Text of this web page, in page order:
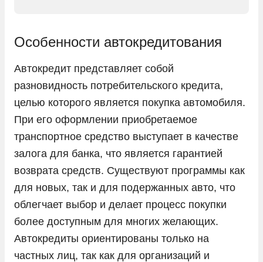
Lexus
Livan
LiXiang
Mazda
Mini
Mitsubishi
Nissan
Особенности автокредитования
Автокредит представляет собой
разновидность потребительского кредита,
целью которого является покупка автомобиля.
При его оформлении приобретаемое
транспортное средство выступает в качестве
залога для банка, что является гарантией
возврата средств. Существуют программы как
для новых, так и для подержанных авто, что
облегчает выбор и делает процесс покупки
более доступным для многих желающих.
Автокредиты ориентированы только на
частных лиц, так как для организаций и